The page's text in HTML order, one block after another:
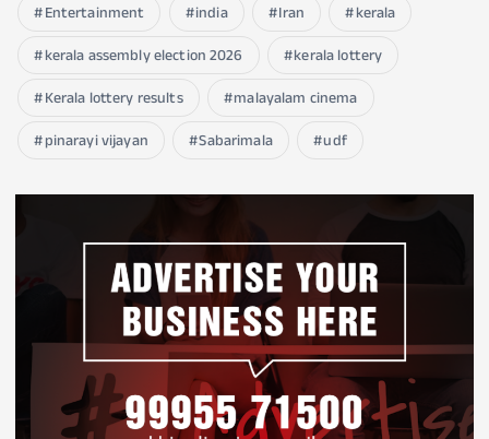
Entertainment
india Iran
kerala
kerala assembly election 2026
kerala lottery
Kerala lottery results
malayalam cinema
pinarayi vijayan
Sabarimala udf